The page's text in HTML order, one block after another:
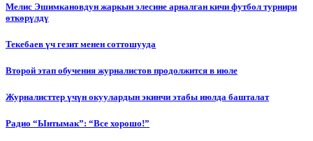
Мелис Эшимкановдун жаркын элесине арналган кичи футбол турнири
өткөрүлдү
Текебаев үч гезит менен соттошууда
Второй этап обучения журналистов продолжится в июле
Журналисттер үчүн окуулардын экинчи этабы июлда башталат
Радио “Ынтымак”: “Все хорошо!”